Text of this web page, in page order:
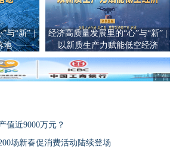
与“新”｜
地
经济高质量发展里的“心”与“新” |
以新质生产力赋能低空经济
广告
值近9000万元？
场新春促消费活动陆续登场